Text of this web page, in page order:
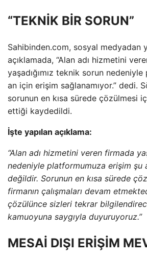
“TEKNİK BİR SORUN”
Sahibinden.com, sosyal medyadan
açıklamada, “Alan adı hizmetini
yaşadığımız teknik sorun
an için erişim sağlanamıyor.” dedi.
sorunun en kısa sürede çözülmesi
ettiği kaydedildi.
İşte yapılan açıklama:
“Alan adı hizmetini veren firmada
nedeniyle platformumuza erişim şu
değildir. Sorunun en kısa sürede
firmanın çalışmaları devam
çözülünce sizleri tekrar
kamuoyuna saygıyla duyuruyoruz.”
MESAİ DIŞI ERİŞİM